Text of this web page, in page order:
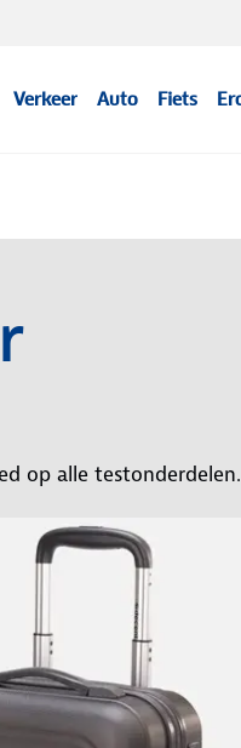
Verkeer Auto Fiets
op alle